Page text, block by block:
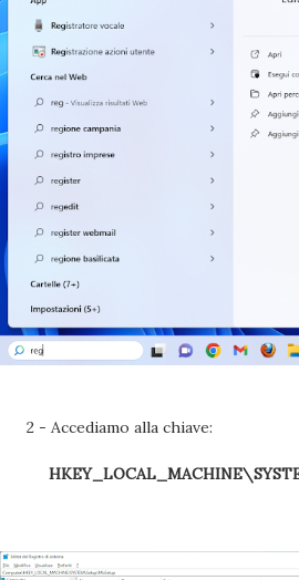
2 - Accediamo alla chiave: